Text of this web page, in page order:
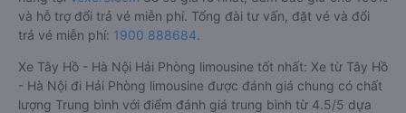
và hỗ trợ đổi trả vé miễn phí. Tổng đài tư vấn, đặt vé và đổi
trả vé miễn phí: 1900 888684.
Xe Tây Hồ - Hà Nội Hải Phòng limousine tốt nhất: Xe từ Tây Hồ
- Hà Nội đi Hải Phòng limousine được đánh giá chung có chất
lượng Trung bình với điểm đánh giá trung bình từ 4.5/5 dựa